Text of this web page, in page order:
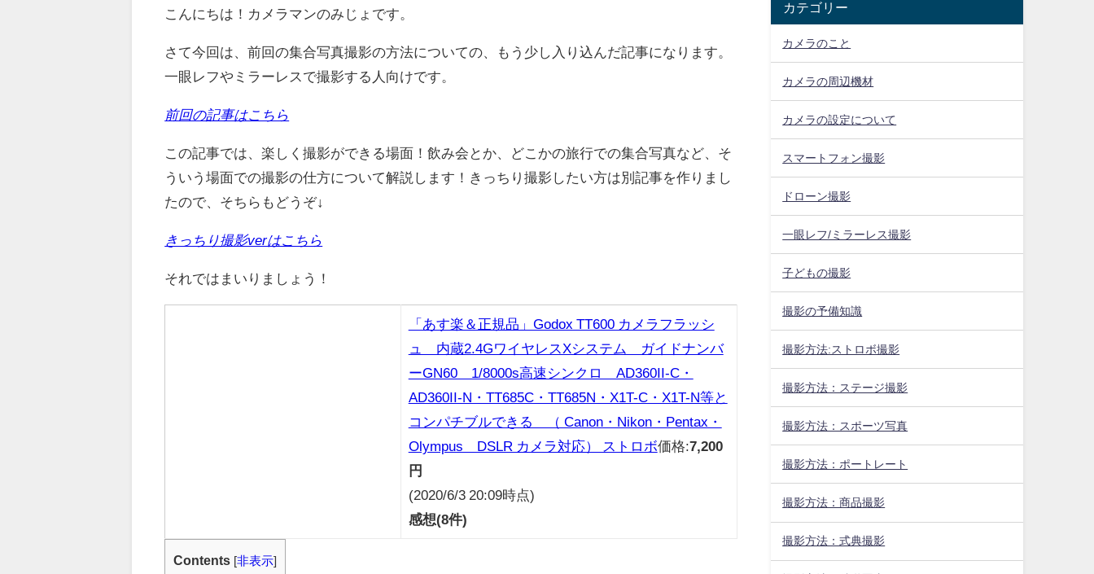
こんにちは！カメラマンのみじょです。
さて今回は、前回の集合写真撮影の方法についての、もう少し入り込んだ記事になります。
一眼レフやミラーレスで撮影する人向けです。
前回の記事はこちら
この記事では、楽しく撮影ができる場面！飲み会とか、どこかの旅行での集合写真など、そ
ういう場面での撮影の仕方について解説します！きっちり撮影したい方は別記事を作りまし
たので、そちらもどうぞ↓
きっちり撮影verはこちら
それではまいりましょう！
「あす楽＆正規品」Godox TT600 カメラフラッシ
ュ 内蔵2.4GワイヤレスXシステム ガイドナンバ
ーGN60 1/8000s高速シンクロ AD360II-C・
AD360II-N・TT685C・TT685N・X1T-C・X1T-N等と
コンパチブルできる （ Canon・Nikon・Pentax・
Olympus DSLR カメラ対応） ストロボ価格:7,200
円
(2020/6/3 20:09時点)
感想(8件)
Contents [非表示]
カテゴリー
カメラのこと
カメラの周辺機材
カメラの設定について
スマートフォン撮影
ドローン撮影
一眼レフ/ミラーレス撮影
子どもの撮影
撮影の予備知識
撮影方法:ストロボ撮影
撮影方法：ステージ撮影
撮影方法：スポーツ写真
撮影方法：ポートレート
撮影方法：商品撮影
撮影方法：式典撮影